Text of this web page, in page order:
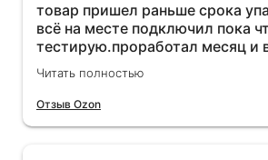
товар пришел раньше срока
всё на месте подключил пока
тестирую.проработал месяц и
работать прибавился расход
жаль деньги на ветер
Читать полностью
Отзыв Ozon